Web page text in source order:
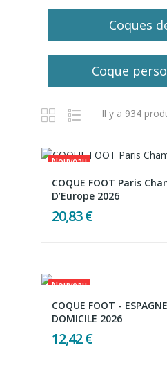
Coques
Coque
Il y a 934
Nouveau
COQUE FOOT Paris
D’Europe 2026
20,83 €
Nouveau
COQUE FOOT - ESPAGNE
DOMICILE 2026
12,42 €